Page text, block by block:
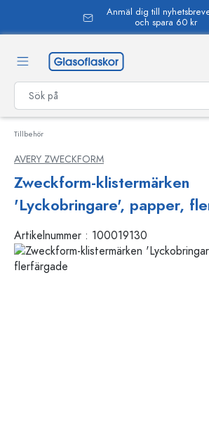
Anmäl dig till
och spara 60 kr
Tillbehör
AVERY ZWECKFORM
Zweckform-klistermärken
'Lyckobringare', papper,
Artikelnummer : 100019130